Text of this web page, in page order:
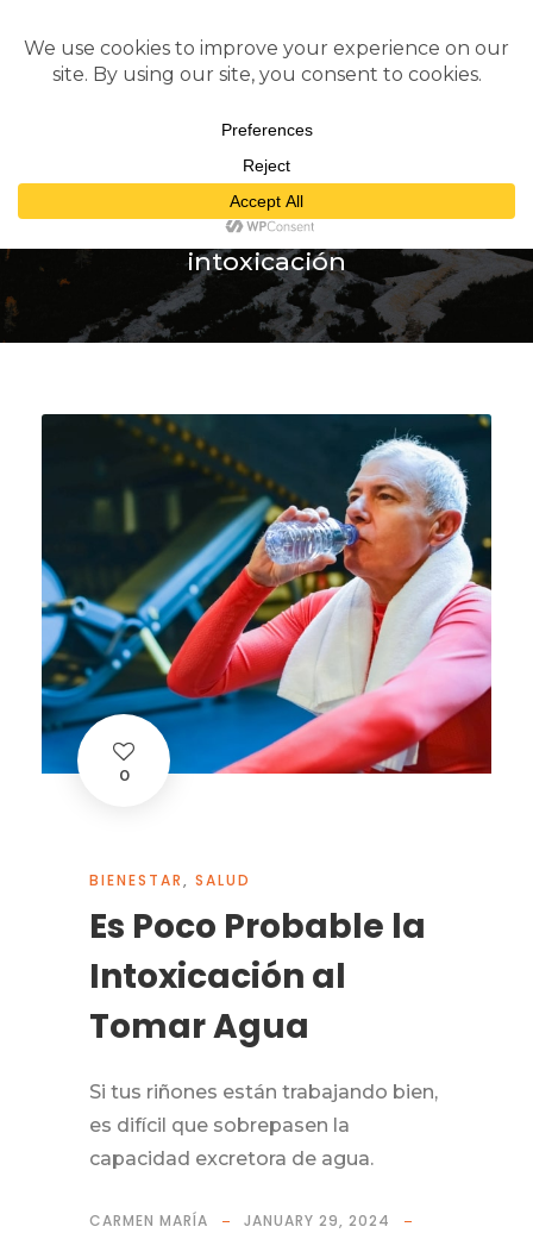
Tag
intoxicación
0
BIENESTAR, SALUD
Es Poco Probable la
Intoxicación al
Tomar Agua
Si tus riñones están trabajando bien,
es difícil que sobrepasen la
capacidad excretora de agua.
CARMEN MARÍA
JANUARY 29, 2024